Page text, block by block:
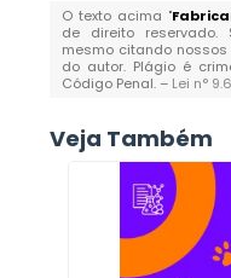
O texto acima "
de direito reservado.
mesmo citando
do autor. Plágio é
Código Penal. – Lei n°
Veja Também